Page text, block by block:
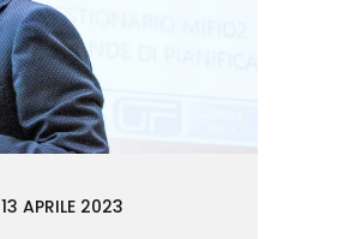
13 APRILE 2023